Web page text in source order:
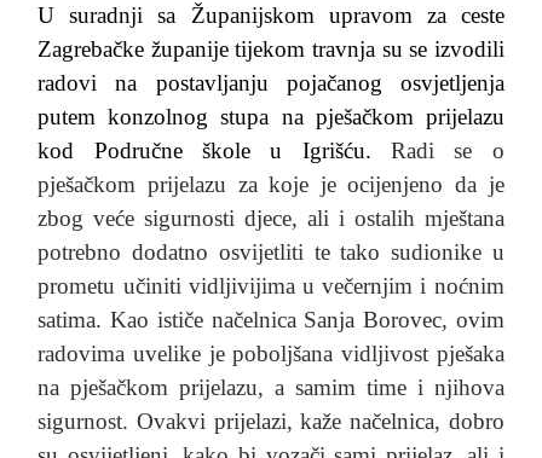
U suradnji sa Županijskom upravom za ceste
Zagrebačke županije tijekom travnja su se izvodili
radovi na postavljanju pojačanog osvjetljenja
putem konzolnog stupa na pješačkom prijelazu
kod Područne škole u Igrišću. Radi se o
pješačkom prijelazu za koje je ocijenjeno da je
zbog veće sigurnosti djece, ali i ostalih mještana
potrebno dodatno osvijetliti te tako sudionike u
prometu učiniti vidljivijima u večernjim i noćnim
satima. Kao ističe načelnica Sanja Borovec, ovim
radovima uvelike je poboljšana vidljivost pješaka
na pješačkom prijelazu, a samim time i njihova
sigurnost. Ovakvi prijelazi, kaže načelnica, dobro